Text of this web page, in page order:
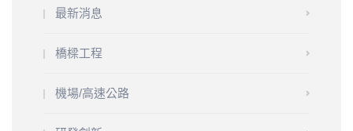
最新消息
橋樑工程
機場/高速公路